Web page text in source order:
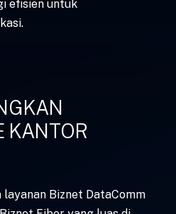
efisien untuk
KANTOR
layanan Biznet DataComm